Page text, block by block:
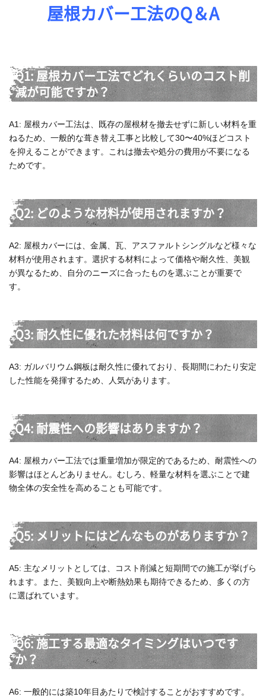
屋根カバー工法のQ＆A
Q1: 屋根カバー工法でどれくらいのコスト削
減が可能ですか？
A1: 屋根カバー工法は、既存の屋根材を撤去せずに新しい材料を重
ねるため、一般的な葺き替え工事と比較して30〜40%ほどコスト
を抑えることができます。これは撤去や処分の費用が不要になる
ためです。
Q2: どのような材料が使用されますか？
A2: 屋根カバーには、金属、瓦、アスファルトシングルなど様々な
材料が使用されます。選択する材料によって価格や耐久性、美観
が異なるため、自分のニーズに合ったものを選ぶことが重要で
す。
Q3: 耐久性に優れた材料は何ですか？
A3: ガルバリウム鋼板は耐久性に優れており、長期間にわたり安定
した性能を発揮するため、人気があります。
Q4: 耐震性への影響はありますか？
A4: 屋根カバー工法では重量増加が限定的であるため、耐震性への
影響はほとんどありません。むしろ、軽量な材料を選ぶことで建
物全体の安全性を高めることも可能です。
Q5: メリットにはどんなものがありますか？
A5: 主なメリットとしては、コスト削減と短期間での施工が挙げら
れます。また、美観向上や断熱効果も期待できるため、多くの方
に選ばれています。
Q6: 施工する最適なタイミングはいつです
か？
A6: 一般的には築10年目あたりで検討することがおすすめです。